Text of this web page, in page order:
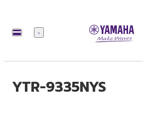
เมนู
YTR-9335NYS